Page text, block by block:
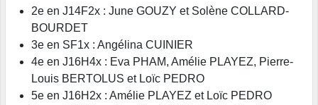
2e en J14F2x : June GOUZY et Solène COLLARD-
BOURDET
3e en SF1x : Angélina CUINIER
4e en J16H4x : Eva PHAM, Amélie PLAYEZ, Pierre-
Louis BERTOLUS et Loïc PEDRO
5e en J16H2x : Amélie PLAYEZ et Loïc PEDRO